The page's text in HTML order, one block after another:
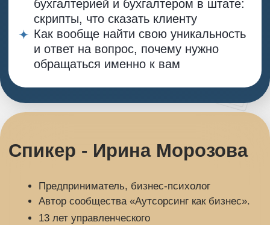
Как бухгалтеру избежать штрафов
в сфере персданных и
зарегистрироваться в
Роскомнадзоре
Секретный гость
С мая штрафы возрастут -
грозят
руководство, с которым вы быстро
справитесь